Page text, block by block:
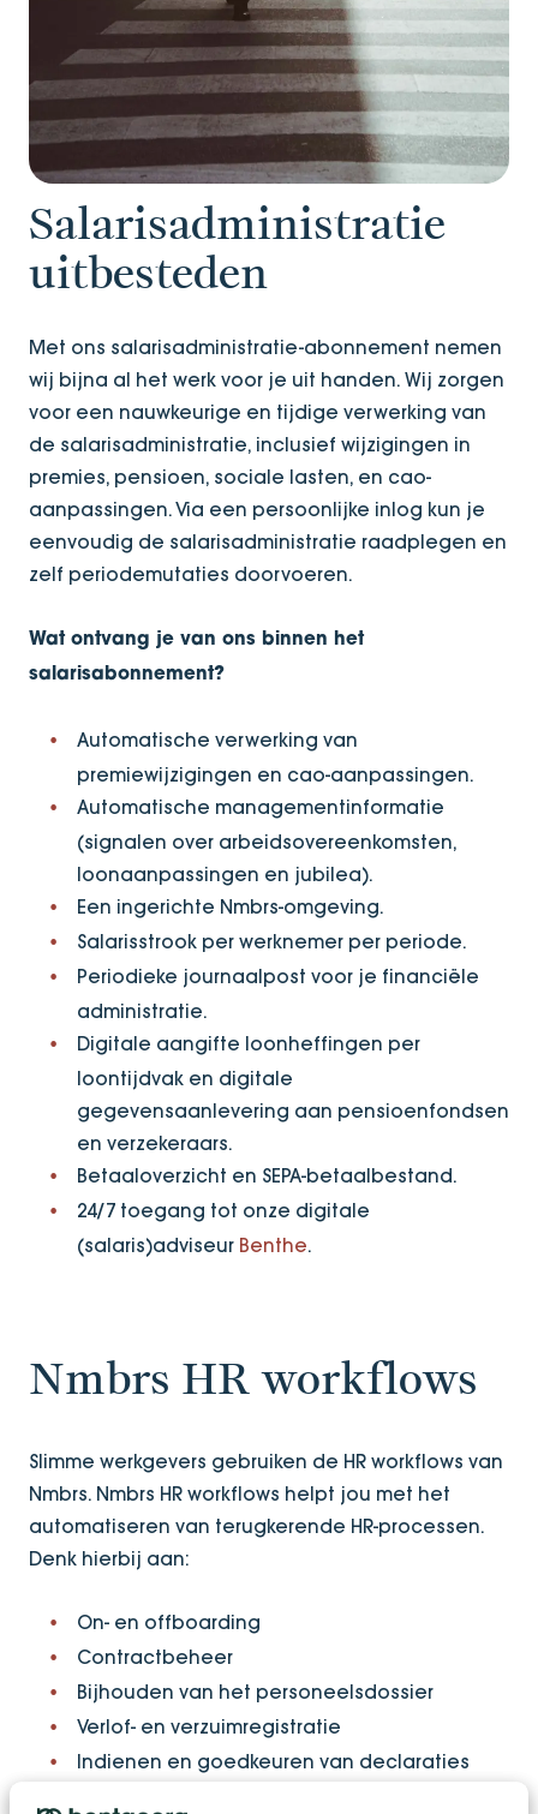
Salarisadministratie
uitbesteden
Met ons salarisadministratie-abonnement nemen
wij bijna al het werk voor je uit handen. Wij zorgen
voor een nauwkeurige en tijdige verwerking van
de salarisadministratie, inclusief wijzigingen in
premies, pensioen, sociale lasten, en cao-
aanpassingen. Via een persoonlijke inlog kun je
eenvoudig de salarisadministratie raadplegen en
zelf periodemutaties doorvoeren.
Wat ontvang je van ons binnen het
salarisabonnement?
Automatische verwerking van
premiewijzigingen en cao-aanpassingen.
Automatische managementinformatie
(signalen over arbeidsovereenkomsten,
loonaanpassingen en jubilea).
Een ingerichte Nmbrs-omgeving.
Salarisstrook per werknemer per periode.
Periodieke journaalpost voor je financiële
administratie.
Digitale aangifte loonheffingen per
loontijdvak en digitale
gegevensaanlevering aan pensioenfondsen
en verzekeraars.
Betaaloverzicht en SEPA-betaalbestand.
24/7 toegang tot onze digitale
(salaris)adviseur Benthe.
Nmbrs HR workflows
Slimme werkgevers gebruiken de HR workflows van
Nmbrs. Nmbrs HR workflows helpt jou met het
automatiseren van terugkerende HR-processen.
Denk hierbij aan:
On- en offboarding
Contractbeheer
Bijhouden van het personeelsdossier
Verlof- en verzuimregistratie
Indienen en goedkeuren van declaraties